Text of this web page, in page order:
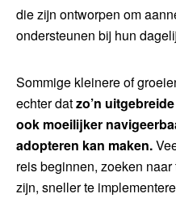
die zijn ontworpen om
ondersteunen bij hun
Sommige kleinere of
echter datzo’n
ook moeilijker
adopteren kan maken.
reis beginnen, zoeken
zijn, sneller te